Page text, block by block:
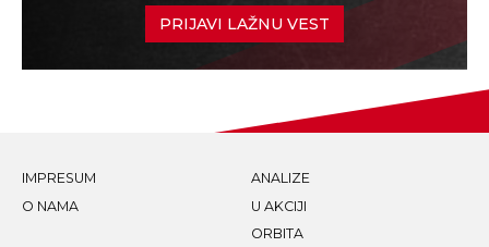
PRIJAVI LAŽNU VEST
IMPRESUM
O NAMA
ANALIZE
U AKCIJI
ORBITA